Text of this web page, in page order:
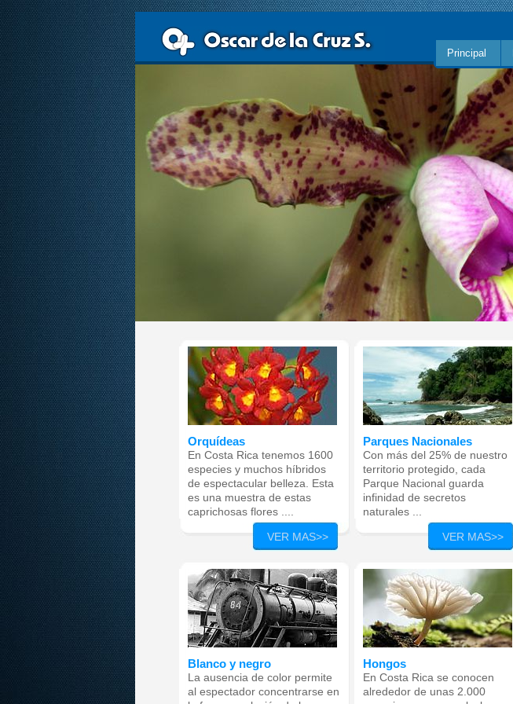
Principal
Orquídeas
En Costa Rica tenemos 1600
especies y muchos híbridos
de espectacular belleza. Esta
es una muestra de estas
caprichosas flores .
VER MAS>>
Parques Nacionales
Con más del 25% de nuestro
territorio protegido, cada
Parque Nacional guarda
infinidad de secretos
naturales
VER MAS>>
Blanco y negro
La ausencia de color permite
al espectador concentrarse en
Hongos
En Costa Rica se conocen
alrededor de unas 2.000